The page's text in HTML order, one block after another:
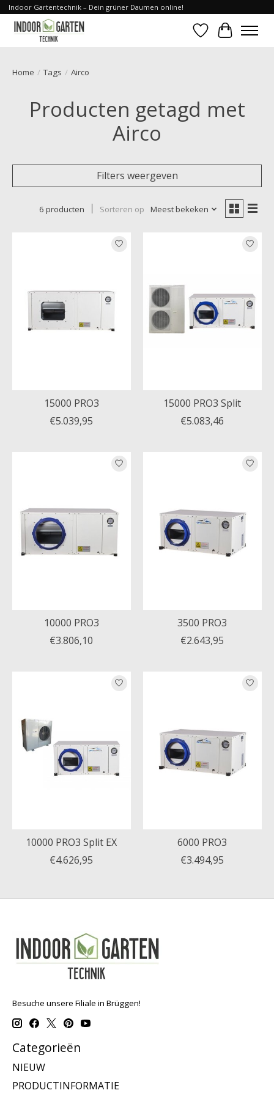
Indoor Gartentechnik – Dein grüner Daumen online!
Verlanglijst
Home / Tags / Airco
Producten getagd met
Airco
Filters weergeven
6 producten Sorteren op Meest bekeken
15000 PRO3
€5.039,95
15000 PRO3 Split
€5.083,46
10000 PRO3
€3.806,10
3500 PRO3
€2.643,95
10000 PRO3 Split EX
€4.626,95
6000 PRO3
€3.494,95
Besuche unsere Filiale in Brüggen!
Categorieën
NIEUW
PRODUCTINFORMATIE